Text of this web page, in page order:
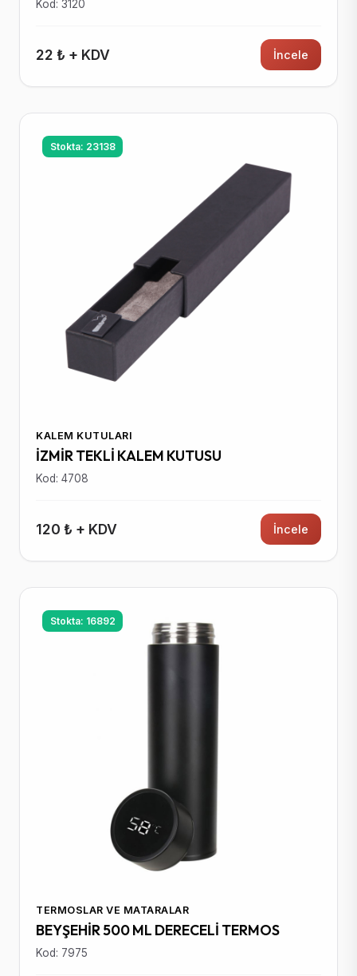
Kod: 3120
22 ₺ + KDV İncele
Stokta: 23138
KALEM KUTULARI
İZMİR TEKLİ KALEM KUTUSU
Kod: 4708
120 ₺ + KDV İncele
Stokta: 16892
TERMOSLAR VE MATARALAR
BEYŞEHİR 500 ML DERECELİ TERMOS
Kod: 7975